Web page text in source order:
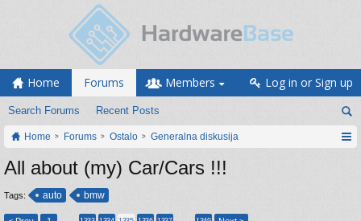
Home Forums
Search Forums Recent Posts
Members Log in or Sign up
Home Forums Ostalo Generalna diskusija
All about (my) Car/Cars !!!
Tags: auto bmw